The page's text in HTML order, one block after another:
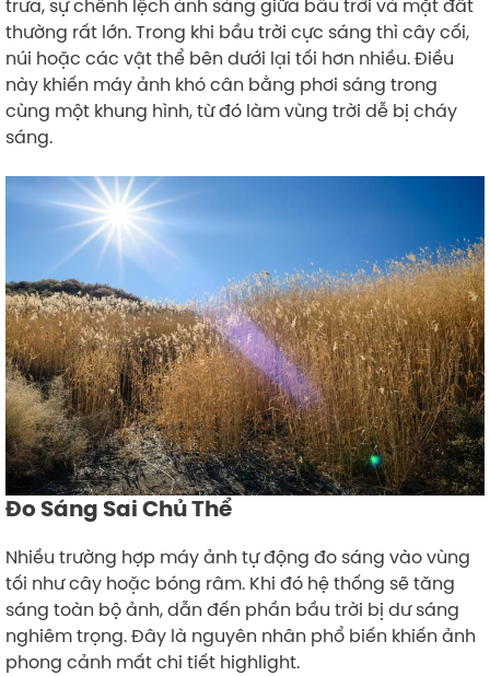
trưa, sự chênh lệch ánh sáng giữa bầu trời và mặt đất
thường rất lớn. Trong khi bầu trời cực sáng thì cây cối,
núi hoặc các vật thể bên dưới lại tối hơn nhiều. Điều
này khiến máy ảnh khó cân bằng phơi sáng trong
cùng một khung hình, từ đó làm vùng trời dễ bị cháy
sáng.
Đo Sáng Sai Chủ Thể
Nhiều trường hợp máy ảnh tự động đo sáng vào vùng
tối như cây hoặc bóng râm. Khi đó hệ thống sẽ tăng
sáng toàn bộ ảnh, dẫn đến phần bầu trời bị dư sáng
nghiêm trọng. Đây là nguyên nhân phổ biến khiến ảnh
phong cảnh mất chi tiết highlight.